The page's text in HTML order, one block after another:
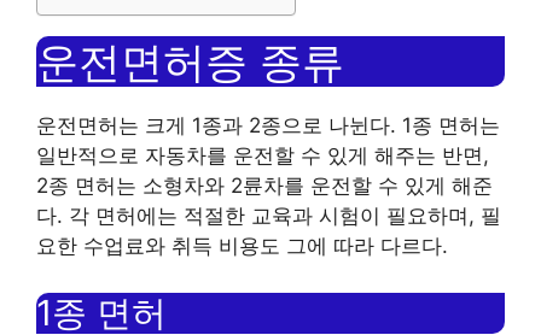
운전면허증 종류
운전면허는 크게 1종과 2종으로 나뉜다. 1종 면허는
일반적으로 자동차를 운전할 수 있게 해주는 반면,
2종 면허는 소형차와 2륜차를 운전할 수 있게 해준
다. 각 면허에는 적절한 교육과 시험이 필요하며, 필
요한 수업료와 취득 비용도 그에 따라 다르다.
1종 면허